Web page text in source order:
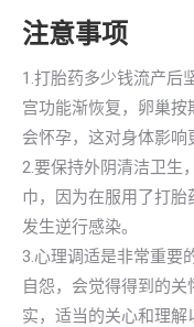
注意事项
1.打胎药多少钱流产后
宫功能渐恢复，卵巢
会怀孕，这对身体影响
2.要保持外阴清洁卫生
巾，因为在服用了打
发生逆行感染。
3.心理调适是非常重要
自怨，会觉得得到的
实，适当的关心和理